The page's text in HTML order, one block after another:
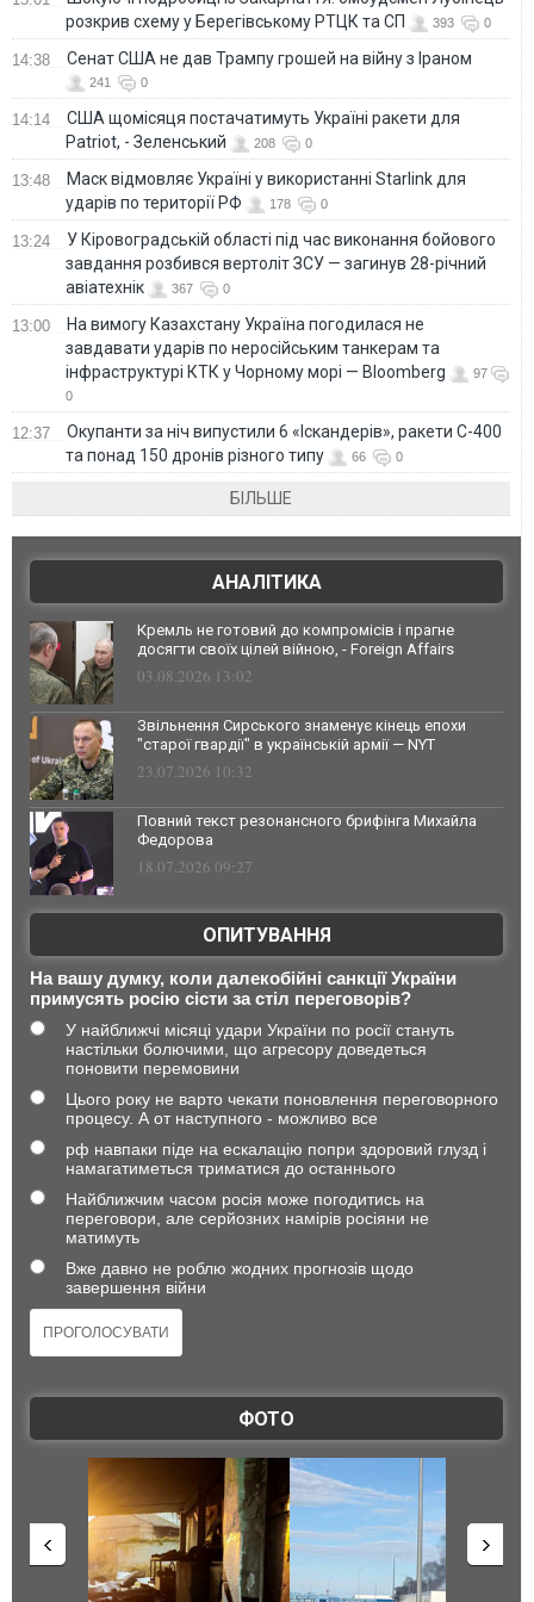
розкрив схему у Берегівському РТЦК та СП
393 0
14:38 Сенат США не дав Трампу грошей на війну з Іраном
241 0
14:14
США щомісяця постачатимуть Україні ракети для
Patriot, - Зеленський
208 0
13:48
Маск відмовляє Україні у використанні Starlink для
ударів по території РФ
178 0
13:24
У Кіровоградській області під час виконання бойового
завдання розбився вертоліт ЗСУ — загинув 28-річний
авіатехнік
367 0
13:00
На вимогу Казахстану Україна погодилася не
завдавати ударів по неросійським танкерам та
інфраструктурі КТК у Чорному морі — Bloomberg
97
0
12:37
Окупанти за ніч випустили 6 «Іскандерів», ракети С-400
та понад 150 дронів різного типу
66 0
БІЛЬШЕ
АНАЛІТИКА
Кремль не готовий до компромісів і прагне
досягти своїх цілей війною, - Foreign Affairs
03.08.2026 13:02
Звільнення Сирського знаменує кінець епохи
"старої гвардії" в українській армії — NYT
23.07.2026 10:32
Повний текст резонансного брифінга Михайла
Федорова
18.07.2026 09:27
ОПИТУВАННЯ
На вашу думку, коли далекобійні санкції України
примусять росію сісти за стіл переговорів?
У найближчі місяці удари України по росії стануть
настільки болючими, що агресору доведеться
поновити перемовини
Цього року не варто чекати поновлення переговорного
процесу. А от наступного - можливо все
рф навпаки піде на ескалацію попри здоровий глузд і
намагатиметься триматися до останнього
Найближчим часом росія може погодитись на
переговори, але серйозних намірів росіяни не
матимуть
Вже давно не роблю жодних прогнозів щодо
завершення війни
ФОТО